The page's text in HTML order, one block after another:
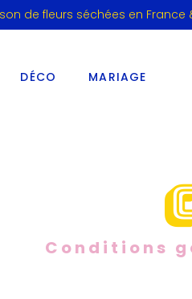
de fleurs séchées en
DÉCO MARIAGE
Conditions